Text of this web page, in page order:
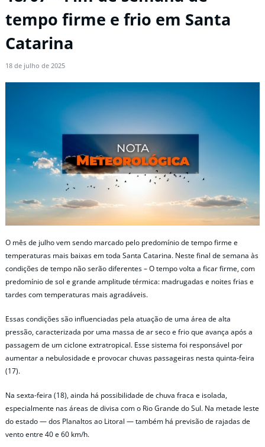
tempo firme e frio em Santa
Catarina
18 de julho de 2025
O mês de julho vem sendo marcado pelo predomínio de tempo firme e
temperaturas mais baixas em toda Santa Catarina. Neste final de semana às
condições de tempo não serão diferentes – O tempo volta a ficar firme, com
predomínio de sol e grande amplitude térmica: madrugadas e noites frias e
tardes com temperaturas mais agradáveis.
Essas condições são influenciadas pela atuação de uma área de alta
pressão, caracterizada por uma massa de ar seco e frio que avança após a
passagem de um ciclone extratropical. Esse sistema foi responsável por
aumentar a nebulosidade e provocar chuvas passageiras nesta quinta-feira
(17).
Na sexta-feira (18), ainda há possibilidade de chuva fraca e isolada,
especialmente nas áreas de divisa com o Rio Grande do Sul. Na metade leste
do estado — dos Planaltos ao Litoral — também há previsão de rajadas de
vento entre 40 e 60 km/h.